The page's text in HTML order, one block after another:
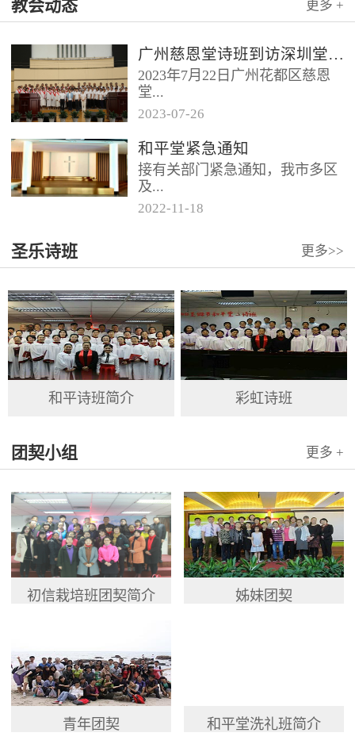
教会动态 更多 +
广州慈恩堂诗班到访深圳堂、和平堂
2023年7月22日广州花都区慈恩
堂...
联合诗班在叶海莲牧师的带领
下，先后到访基督教和平堂、深
圳堂。 上午和平堂教...
2023-07-26
和平堂紧急通知
接有关部门紧急通知，我市多区
及...
况比较复杂。基督教和平堂自11
月19日起，执行实施“双暂停”
2022-11 -18
圣乐诗班 更多>>
和平诗班简介 彩虹诗班
团契小组 更多 +
初信栽培班团契简介 姊妹团契
青年团契 和平堂洗礼班简介